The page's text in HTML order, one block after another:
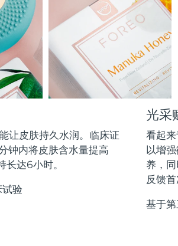
让皮肤持久水润。临床证
钟内将皮肤含水量提高
长达6小时。
验
光采
看起
以增
养，
反馈
基于
产品
aging treatments
产品
treatments
products
treatments
2
removal
2 go
friendly IPL hair removal
Cooling Prep Gel
IPL hair removal gel
4 body
body brush
serum
body serum
2 plus
acne LED therapy
2
Blemish Solution
acne gel
眼部护理
2 eyes & lips
line smoothing device
2
护肤
eye care treatment
derma
microdermabrasion .
护发
4 hair
LED scalp massager
play advanced
Teeth Whitening Set
LED + sonic device & 18% PAP gel
预计送达日期 8/16/26
预计送达日期 8/12/26
区 预计送达日期8/13/26
预计送达日期8/12/26
预计送达日期 8/10/26
8/12/26
8/14/26